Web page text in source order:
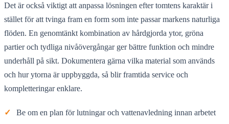
Det är också viktigt att anpassa lösningen efter tomtens karaktär i
stället för att tvinga fram en form som inte passar markens naturliga
flöden. En genomtänkt kombination av hårdgjorda ytor, gröna
partier och tydliga nivåövergångar ger bättre funktion och mindre
underhåll på sikt. Dokumentera gärna vilka material som används
och hur ytorna är uppbyggda, så blir framtida service och
kompletteringar enklare.
✓ Be om en plan för lutningar och vattenavledning innan arbetet